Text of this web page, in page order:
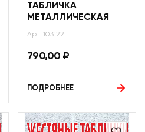
ТАБЛИЧКА
МЕТАЛЛИЧЕСКАЯ
Арт: 103122
790,00 ₽
ПОДРОБНЕЕ